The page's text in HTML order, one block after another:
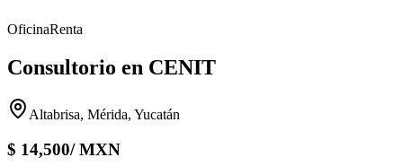
OficinaRenta
Consultorio en CENIT
Altabrisa, Mérida, Yucatán
$ 14,500/MXN